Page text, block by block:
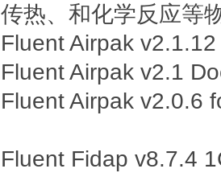
传热、和化学反应等
Fluent Airpak
Fluent Airpak v2.1
Fluent Airpak v2.0.6
Fluent Fidap v8.7.4